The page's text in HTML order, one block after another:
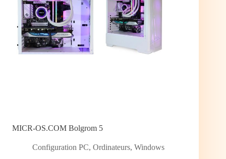
MICR-OS.COM Bolgrom 5
Configuration PC, Ordinateurs, Windows